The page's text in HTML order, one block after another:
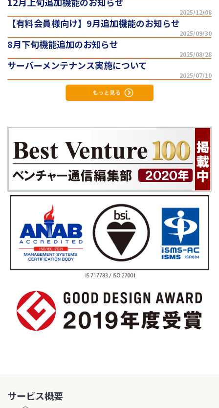
2025/12/08
【有料会員様向け】9月追加機能のお知らせ
2025/09/30
8月下旬機能追加のお知らせ
2025/08/28
サーバーメンテナンス実施について
2025/07/10
サービス概要